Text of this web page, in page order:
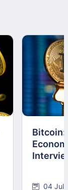
Bitcoin:
04